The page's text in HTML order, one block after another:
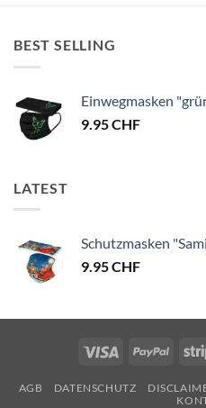
BEST SELLING
Einwegmasken
9.95CHF
LATEST
Schutzmasken
9.95CHF
Visa PayPal
AGB DATENSCHUTZ